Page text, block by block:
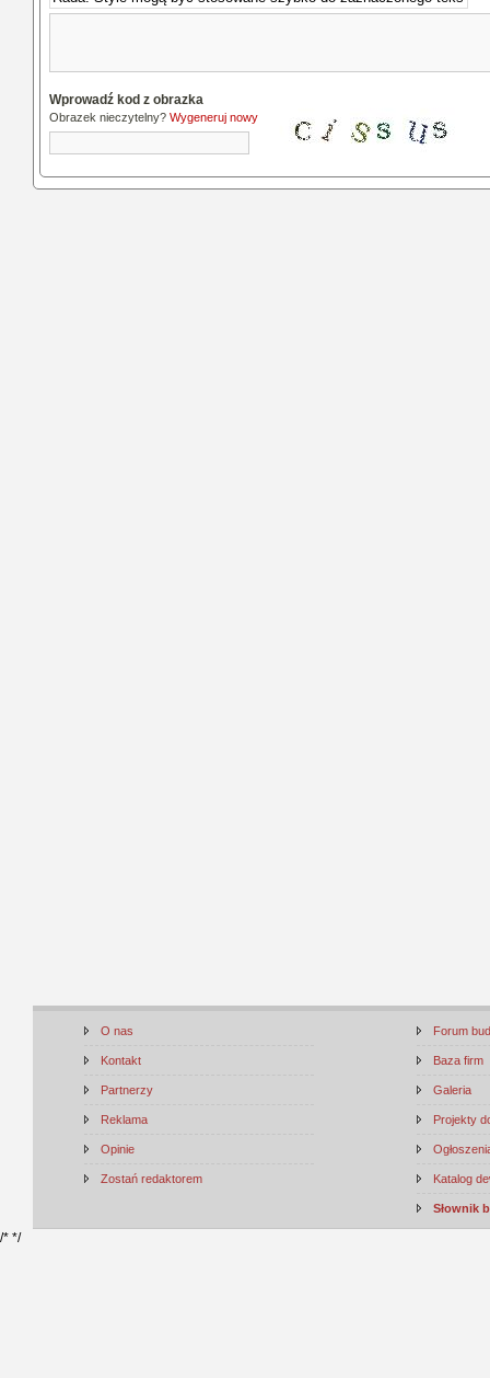
Wprowadź kod z obrazka
Obrazek nieczytelny? Wygeneruj nowy
O nas
Kontakt
Partnerzy
Reklama
Opinie
Zostań redaktorem
Forum
Baza firm
Galeria
Projekty
Katalog
Słownik
/* */